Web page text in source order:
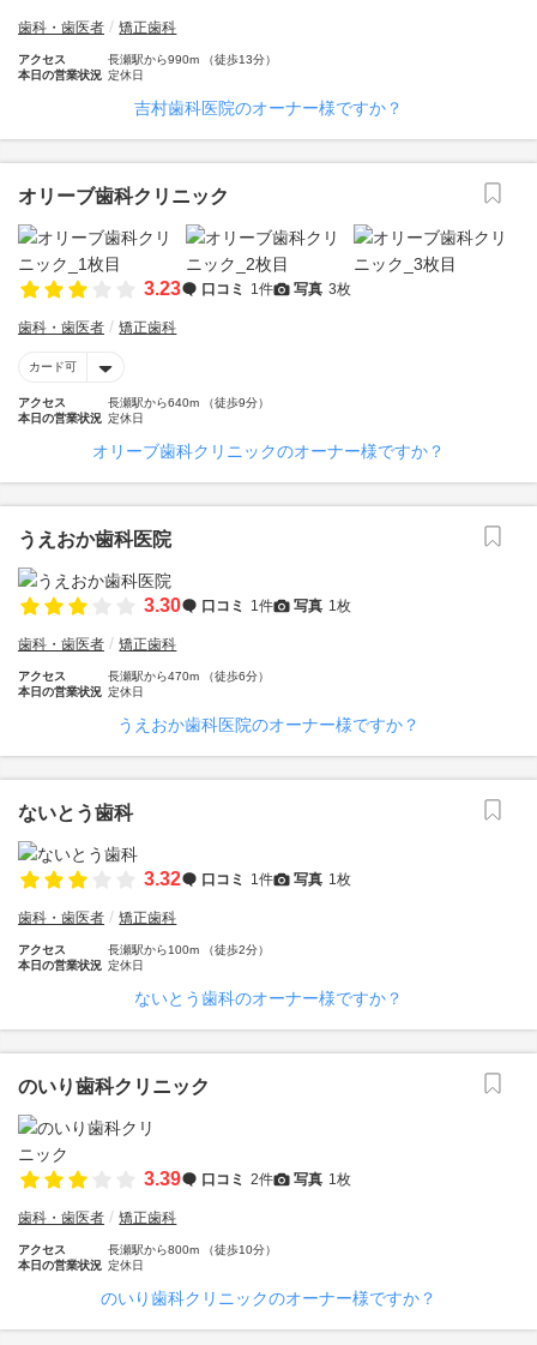
歯科・歯医者 矯正歯科
アクセス
長瀬駅から990m （徒歩13分）
本日の営業状況 定休日
吉村歯科医院のオーナー様ですか？
オリーブ歯科クリニック
3.23 口コミ 1件 写真 3枚
歯科・歯医者 矯正歯科
カード可
アクセス
長瀬駅から640m （徒歩9分）
本日の営業状況 定休日
オリーブ歯科クリニックのオーナー様ですか？
うえおか歯科医院
3.30 口コミ 1件 写真 1枚
歯科・歯医者 矯正歯科
アクセス
長瀬駅から470m （徒歩6分）
本日の営業状況 定休日
うえおか歯科医院のオーナー様ですか？
ないとう歯科
3.32 口コミ 1件 写真 1枚
歯科・歯医者 矯正歯科
アクセス
長瀬駅から100m （徒歩2分）
本日の営業状況 定休日
ないとう歯科のオーナー様ですか？
のいり歯科クリニック
3.39 口コミ 2件 写真 1枚
歯科・歯医者 矯正歯科
アクセス
長瀬駅から800m （徒歩10分）
本日の営業状況 定休日
のいり歯科クリニックのオーナー様ですか？